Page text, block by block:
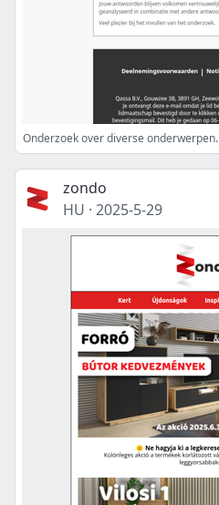
Onderzoek over diverse onderwerpen.
zondo
HU · 2025-5-29